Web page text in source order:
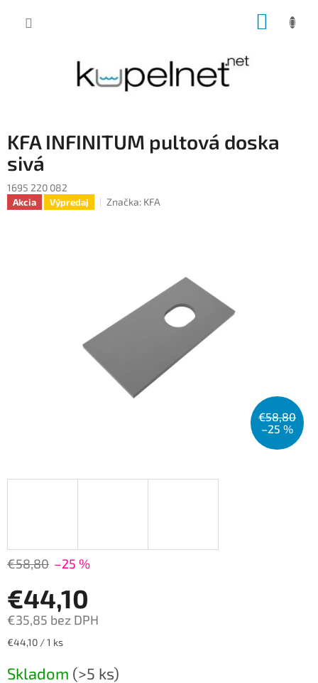
KFA INFINITUM pultová doska
sivá
1695 220 082
Akcia Výpredaj Značka: KFA
€58,80
–25 %
€58,80 –25 %
€44,10
€35,85 bez DPH
Jednotková
€44,10 / 1 ks
Skladom (>5 ks)